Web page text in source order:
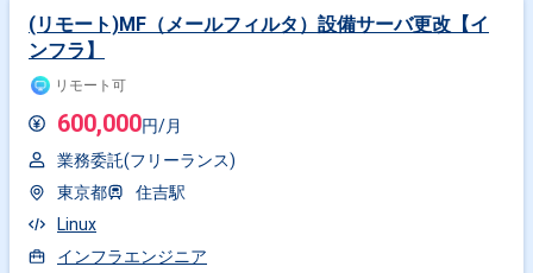
(リモート)MF（メールフィルタ）設備サーバ更改【イ
ンフラ】
リモート可
600,000円/月
業務委託(フリーランス)
東京都
住吉駅
Linux
インフラエンジニア